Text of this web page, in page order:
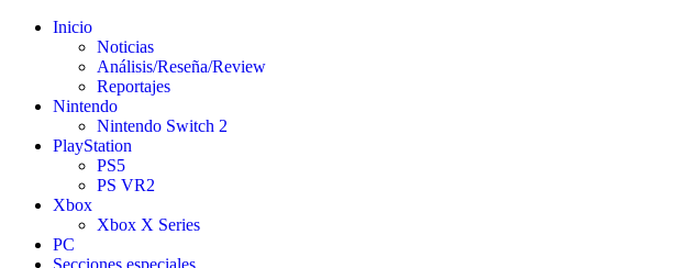
Inicio
Noticias
Análisis/Reseña/Review
Reportajes
Nintendo
Nintendo Switch 2
PlayStation
PS5
PS VR2
Xbox
Xbox X Series
PC
Secciones especiales